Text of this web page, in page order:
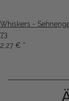
Whiskers -
73
2,27 € *